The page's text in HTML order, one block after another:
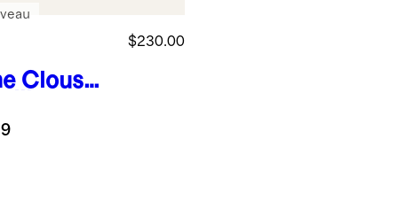
Clous
carats à
de
$230.00